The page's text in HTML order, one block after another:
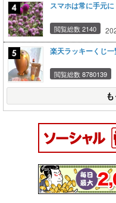
スマホは常に手元
閲覧総数 2140
楽天ラッキーくじ一
閲覧総数 8780139